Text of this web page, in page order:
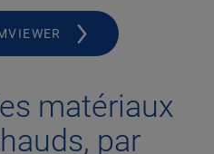
matériaux
par